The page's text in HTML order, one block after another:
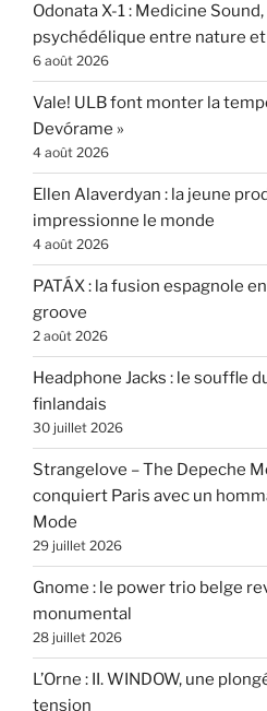
Odonata X-1 : Medicine
psychédélique entre nature
6 août 2026
Vale! ULB font monter la
Devórame »
4 août 2026
Ellen Alaverdyan : la jeune
impressionne le monde
4 août 2026
PATÁX : la fusion espagnole
groove
2 août 2026
Headphone Jacks : le souffle
finlandais
30 juillet 2026
Strangelove – The Depeche
conquiert Paris avec un
Mode
29 juillet 2026
Gnome : le power trio belge
monumental
28 juillet 2026
L’Orne : II. WINDOW, une
tension